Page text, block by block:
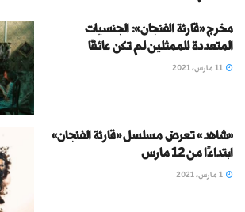
مخرج «قارئة الفنجان»: الجنسيات
المتعددة للممثلين لم تكن عائقًا
«شاهد» تعرض مسلسل «قارئة الفنجان»
ابتداءًا من 12 مارس